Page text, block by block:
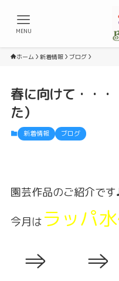
MENU
ホーム 新着情報 ブログ
春に向けて・・
た）
新着情報 ブログ
園芸作品のご紹介です
今月はラッパ
⇒ ⇒